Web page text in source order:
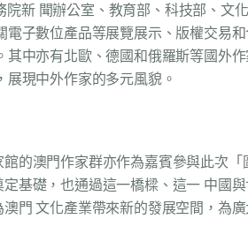
新 聞辦公室、教育部、科技部、文
子數位產品等展覽展示、版權交易
中亦有北歐、德國和俄羅斯等國外
現中外作家的多元風貌。
的澳門作家群亦作為嘉賓參與此次
基礎，也通過這一橋樑、這一 中國
門 文化產業帶來新的發展空間，為